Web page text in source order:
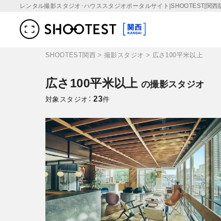
レンタル撮影スタジオ･ハウススタジオポータルサイト|SHOOTEST[関西
SHOOTEST関西>撮影スタジオ > 広さ100平米以上
広さ100平米以上 の撮影スタジオ
対象スタジオ：23件